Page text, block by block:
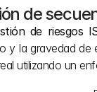
de
de riesgos
y la gravedad
utilizando un